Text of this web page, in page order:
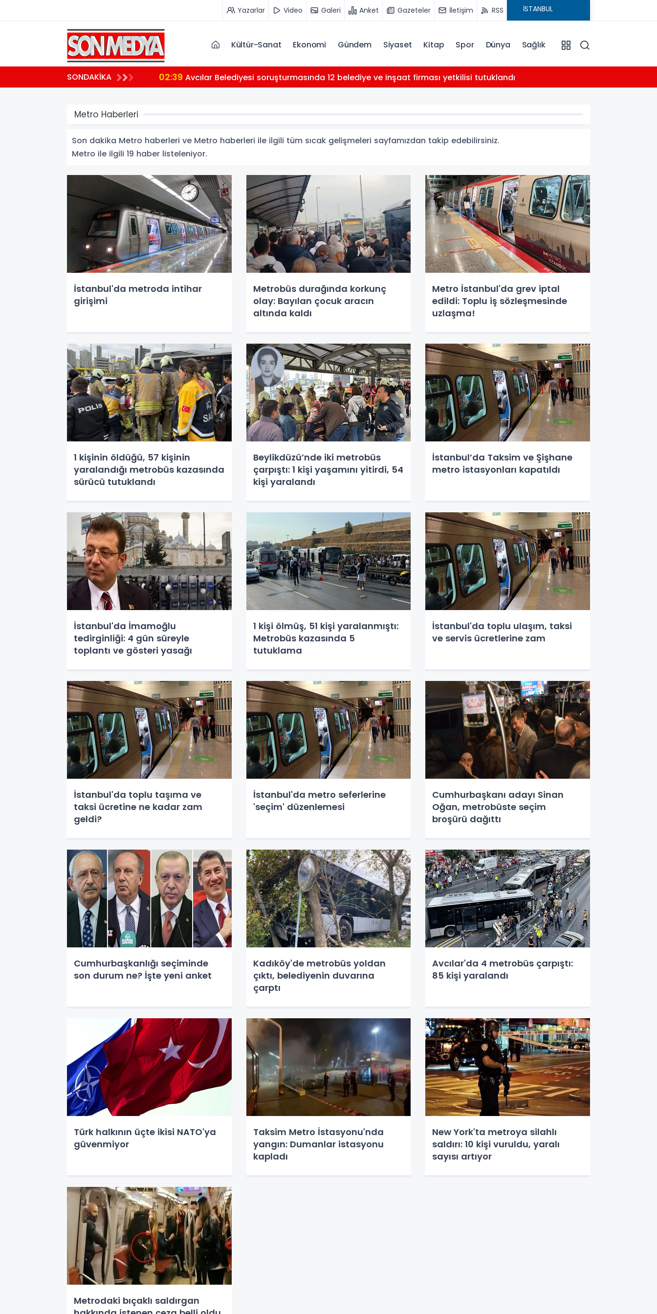
Yazarlar Video Galeri Anket Gazeteler İletişim RSS
Kültür-Sanat Ekonomi Gündem Siyaset Kitap Spor Dünya Sağlık
SONDAKİKA 02:39 Avcılar Belediyesi soruşturmasında 12 belediye ve inşaat firması yetkilisi tutuklandı
Metro Haberleri
Son dakika Metro haberleri ve Metro haberleri ile ilgili tüm sıcak gelişmeleri sayfamızdan takip edebilirsiniz.
Metro ile ilgili 19 haber listeleniyor.
İstanbul'da metroda intihar
girişimi
Metrobüs durağında korkunç
olay: Bayılan çocuk aracın
altında kaldı
Metro İstanbul'da grev iptal
edildi: Toplu iş sözleşmesinde
uzlaşma!
1 kişinin öldüğü, 57 kişinin
yaralandığı metrobüs kazasında
sürücü tutuklandı
Beylikdüzü’nde iki metrobüs
çarpıştı: 1 kişi yaşamını yitirdi, 54
kişi yaralandı
İstanbul’da Taksim ve Şişhane
metro istasyonları kapatıldı
İstanbul'da İmamoğlu
tedirginliği: 4 gün süreyle
toplantı ve gösteri yasağı
1 kişi ölmüş, 51 kişi yaralanmıştı:
Metrobüs kazasında 5
tutuklama
İstanbul'da toplu ulaşım, taksi
ve servis ücretlerine zam
İstanbul'da toplu taşıma ve
taksi ücretine ne kadar zam
geldi?
İstanbul'da metro seferlerine
'seçim' düzenlemesi
Cumhurbaşkanı adayı Sinan
Oğan, metrobüste seçim
broşürü dağıttı
Cumhurbaşkanlığı seçiminde
son durum ne? İşte yeni anket
Kadıköy'de metrobüs yoldan
çıktı, belediyenin duvarına
çarptı
Avcılar'da 4 metrobüs çarpıştı:
85 kişi yaralandı
Türk halkının üçte ikisi NATO'ya
güvenmiyor
Taksim Metro İstasyonu'nda
yangın: Dumanlar istasyonu
kapladı
New York'ta metroya silahlı
saldırı: 10 kişi vuruldu, yaralı
sayısı artıyor
Metrodaki bıçaklı saldırgan